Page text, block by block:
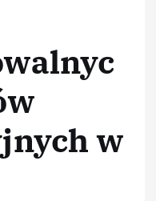
w